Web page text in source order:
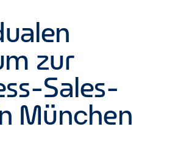
zur
Sales-
München